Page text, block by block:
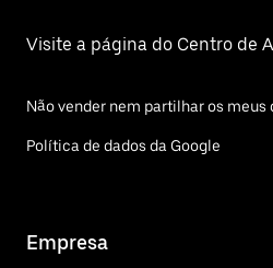
Visite a página do Centro de
Não vender nem partilhar os meus
Política de dados da Google
Empresa